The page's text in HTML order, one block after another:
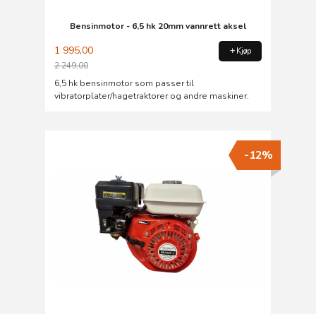
Bensinmotor - 6,5 hk 20mm vannrett aksel
1 995,00
2 249,00
Rabatt
Kjøp
6,5 hk bensinmotor som passer til
vibratorplater/hagetraktorer og andre maskiner.
-12%